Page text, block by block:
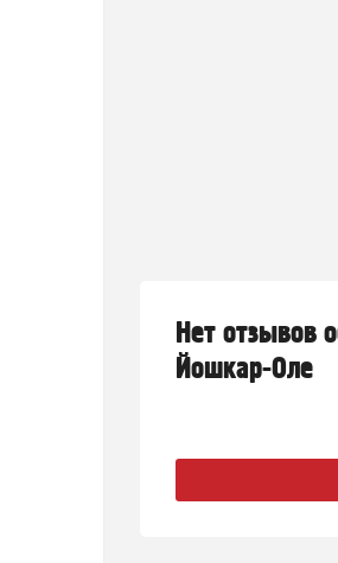
Нет отзывов
Йошкар-Оле